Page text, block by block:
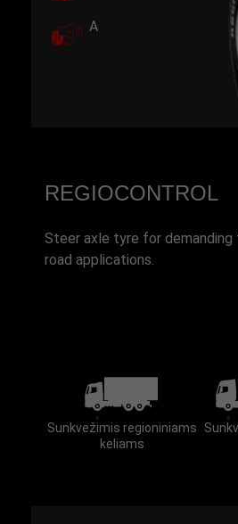
A
REGIOCONTROL
Steer axle tyre for demanding
road applications.
Sunkvežimis regioniniams
keliams